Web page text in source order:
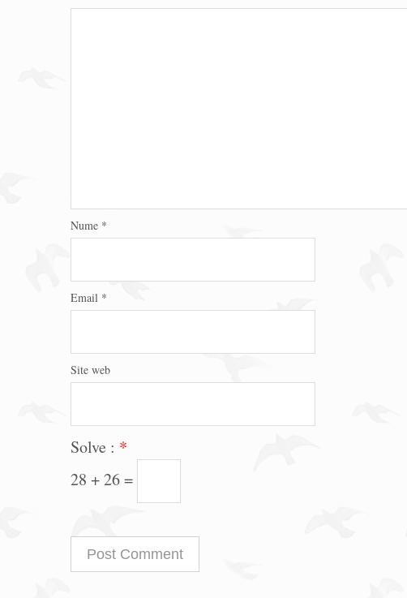
Nume *
Email *
Site web
Solve : *
28 + 26 =